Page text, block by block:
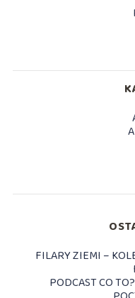
FILARY ZIEMI –
PODCAST CO